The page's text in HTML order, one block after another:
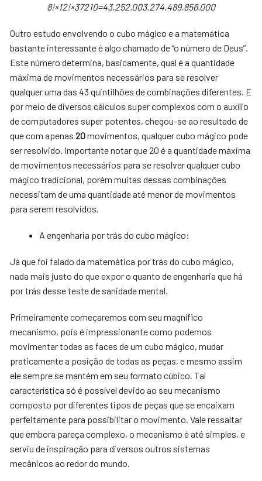
8!×12!×37210=43.252.003.274.489.856.000
Outro estudo envolvendo o cubo mágico e a matemática
bastante interessante é algo chamado de “o número de Deus”.
Este número determina, basicamente, qual é a quantidade
máxima de movimentos necessários para se resolver
qualquer uma das 43 quintilhões de combinações diferentes. E
por meio de diversos cálculos super complexos com o auxílio
de computadores super potentes, chegou-se ao resultado de
que com apenas20movimentos, qualquer cubo mágico pode
ser resolvido. Importante notar que 20 é a quantidade máxima
de movimentos necessários para se resolver qualquer cubo
mágico tradicional, porém muitas dessas combinações
necessitam de uma quantidade até menor de movimentos
para serem resolvidos.
A engenharia por trás do cubo mágico:
Já que foi falado da matemática por trás do cubo mágico,
nada mais justo do que expor o quanto de engenharia que há
por trás desse teste de sanidade mental.
Primeiramente começaremos com seu magnífico
mecanismo, pois é impressionante como podemos
movimentar todas as faces de um cubo mágico, mudar
praticamente a posição de todas as peças, e mesmo assim
ele sempre se mantém em seu formato cúbico. Tal
característica só é possível devido ao seu mecanismo
composto por diferentes tipos de peças que se encaixam
perfeitamente para possibilitar o movimento. Vale ressaltar
que embora pareça complexo, o mecanismo é até simples, e
serviu de inspiração para diversos outros sistemas
mecânicos ao redor do mundo.